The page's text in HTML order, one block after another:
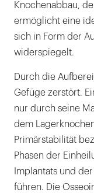
Knochenabbau,
ermöglicht eine
sich in Form der
widerspiegelt.
Durch die
Gefüge zerstört.
nur durch seine
dem
Primärstabilität
Phasen der
Implantats und
führen. Die